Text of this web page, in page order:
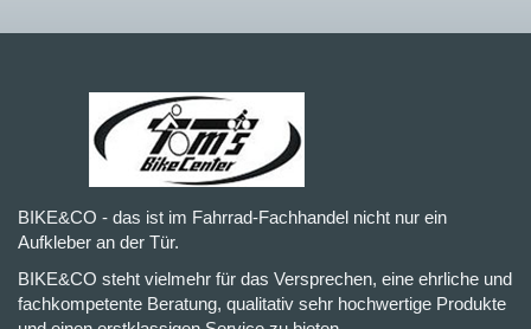
BIKE&CO - das ist im Fahrrad-Fachhandel nicht nur ein
Aufkleber an der Tür.
BIKE&CO steht vielmehr für das Versprechen, eine ehrliche und
fachkompetente Beratung, qualitativ sehr hochwertige Produkte